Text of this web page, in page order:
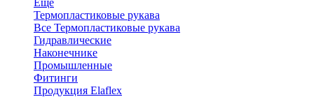
Еще
Термопластиковые рукава
Все Термопластиковые рукава
Гидравлические
Наконечнике
Промышленные
Фитинги
Продукция Elaflex